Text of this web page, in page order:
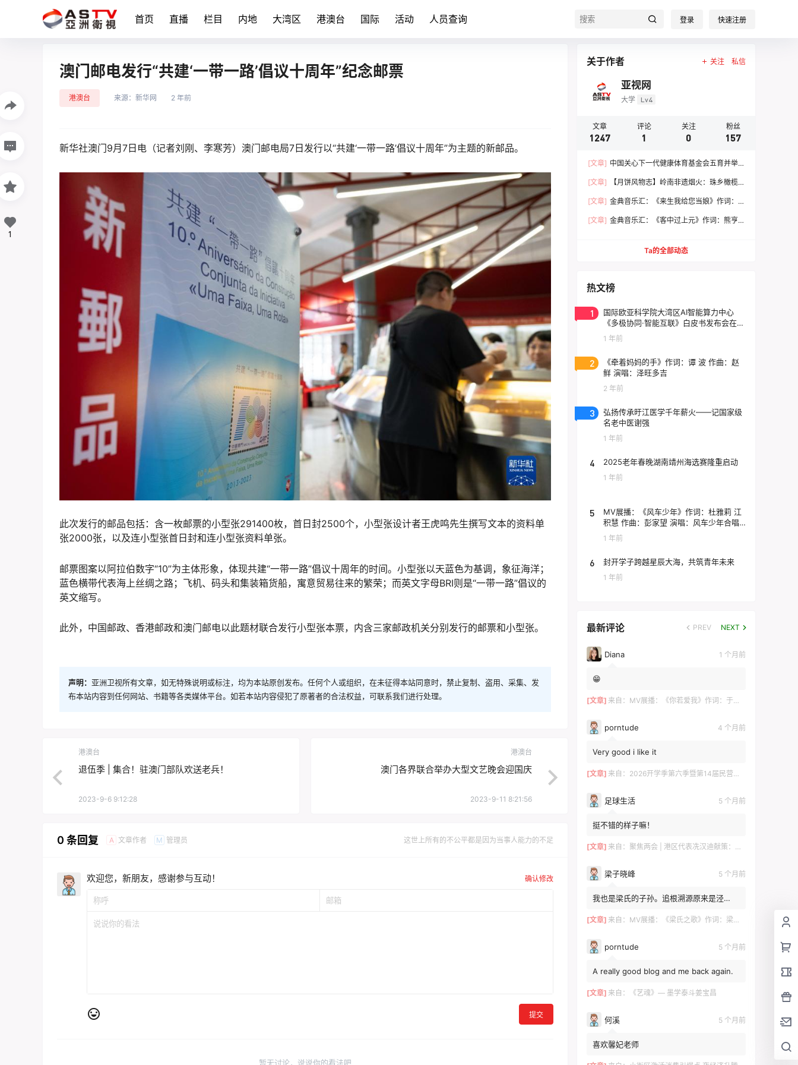
首页 直播 栏目 内地 大湾区 港澳台 国际 活动 人员查询 登录 快速注册
澳门邮电发行“共建‘一带一路’倡议十周年”纪念邮票
港澳台 来源： 新华网 2 年前
新华社澳门9月7日电（记者刘刚、李寒芳）澳门邮电局7日发行以“共建‘一带一路’倡议十周年”为主题的新邮品。
此次发行的邮品包括：含一枚邮票的小型张291400枚，首日封2500个，小型张设计者王虎鸣先生撰写文本的资料单
张2000张，以及连小型张首日封和连小型张资料单张。
邮票图案以阿拉伯数字“10”为主体形象，体现共建“一带一路”倡议十周年的时间。小型张以天蓝色为基调，象征海洋；
蓝色横带代表海上丝绸之路；飞机、码头和集装箱货船，寓意贸易往来的繁荣；而英文字母BRI则是“一带一路”倡议的
英文缩写。
此外，中国邮政、香港邮政和澳门邮电以此题材联合发行小型张本票，内含三家邮政机关分别发行的邮票和小型张。
声明： 亚洲卫视所有文章，如无特殊说明或标注，均为本站原创发布。任何个人或组织，在未征得本站同意时，禁止复制、盗用、采集、发
布本站内容到任何网站、书籍等各类媒体平台。如若本站内容侵犯了原著者的合法权益，可联系我们进行处理。
1
港澳台
退伍季 | 集合！驻澳门部队欢送老兵！
2023-9-6 9:12:28
港澳台
澳门各界联合举办大型文艺晚会迎国庆
2023-9-11 8:21:56
0 条回复 A 文章作者 M 管理员 这世上所有的不公平都是因为当事人能力的不足
欢迎您，新朋友，感谢参与互动！ 确认修改
提交
暂无讨论，说说你的看法吧
关于作者 关注 私信
亚视网
大学 Lv4
文章
1247
评论
1
关注
0
粉丝
157
[文章] 中国关心下一代健康体育基金会五育并举
[文章]
【月饼风物志】岭南非遗烟火：珠乡橄榄
[文章] 金典音乐汇：《来生我给您当娘》作词：
[文章] 金典音乐汇：《客中过上元》作词：熊亨
Ta的全部动态
热文榜
1
国际欧亚科学院大湾区AI智能算力中心
《多极协同·智能互联》白皮书发布会在东
莞云计算中心举行
1 年前
2
《牵着妈妈的手》作词：谭 波 作曲：赵
鲜 演唱：泽旺多吉
2 年前
3
弘扬传承旴江医学千年薪火——记国家级
名老中医谢强
1 年前
4 2025老年春晚湖南靖州海选赛隆重启动
1 年前
5
MV展播：《风车少年》作词：杜雅莉 江
积慧 作曲：彭家望 演唱：风车少年合唱
团
1 年前
6 封开学子跨越星辰大海，共筑青年未来
1 年前
最新评论 PREV NEXT
Diana 1 个月前
😁
[文章] 来自： MV展播：《你若爱我》作词：于术芹 作曲：高明军 演唱：于萌萌
porntude 4 个月前
Very good i like it
[文章] 来自： 2026开学季第六季暨第14届民营企业家论坛在长沙举行 ——700余位湘商共探“新机遇·新财富·新传承”
足球生活 5 个月前
挺不错的样子嘛！
[文章] 来自： 聚焦两会 | 港区代表冼汉迪献策：科技+文旅融合，绘就高质量发展新图景
梁子晓峰 5 个月前
我也是梁氏的子孙。追根溯源原来是泾
感觉是一个旁枝。泾川倒是...
[文章] 来自： MV展播：《梁氏之歌》作词：梁自然 梁敬岩 梁菊友 作曲：李红俊 梁敬岩 演唱：郝立勇
porntude 5 个月前
A really good blog and me back again.
[文章] 来自： 《艺魂》— 墨学泰斗姜宝昌
何溪 5 个月前
喜欢馨妃老师